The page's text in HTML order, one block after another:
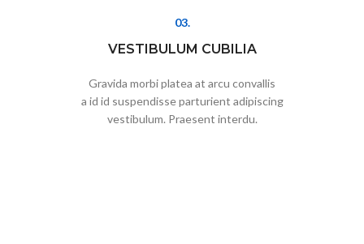
03.
VESTIBULUM CUBILIA
Gravida morbi platea at arcu convallis
a id id suspendisse parturient adipiscing
vestibulum. Praesent interdu.